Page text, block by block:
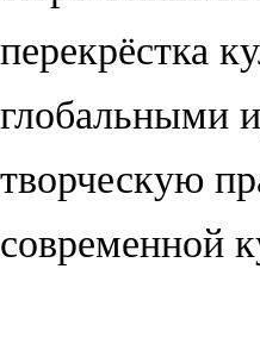
перекрёстка
глобальными
творческую
современной